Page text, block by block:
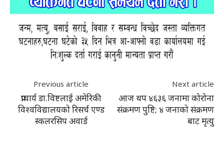
Previous article
प्राचार्य डा.विष्टलाई अमेरिकी
विश्वविद्यालयको रिसर्च एण्ड
स्कलरसिप अवार्ड
Next article
आज थप ४६३६ जनामा कोरोना
संक्रमण पुष्टि; ४ जनाको संक्रमण
बाट मृत्यु